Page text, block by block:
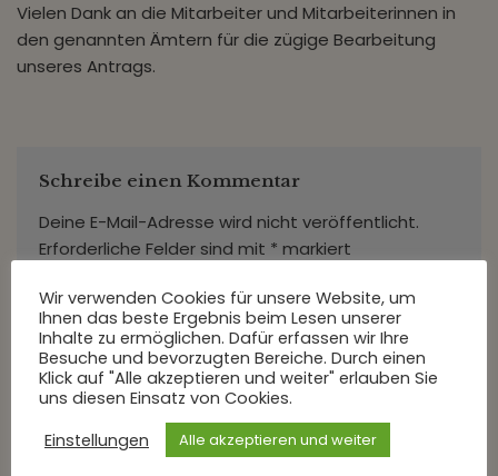
Vielen Dank an die Mitarbeiter und Mitarbeiterinnen in
den genannten Ämtern für die zügige Bearbeitung
unseres Antrags.
Schreibe einen Kommentar
Deine E-Mail-Adresse wird nicht veröffentlicht.
Erforderliche Felder sind mit * markiert
Name*
E-Mail-Adresse*
Wir verwenden Cookies für unsere Website, um
Ihnen das beste Ergebnis beim Lesen unserer
Inhalte zu ermöglichen. Dafür erfassen wir Ihre
Besuche und bevorzugten Bereiche. Durch einen
Klick auf "Alle akzeptieren und weiter" erlauben Sie
uns diesen Einsatz von Cookies.
Einstellungen
Alle akzeptieren und weiter